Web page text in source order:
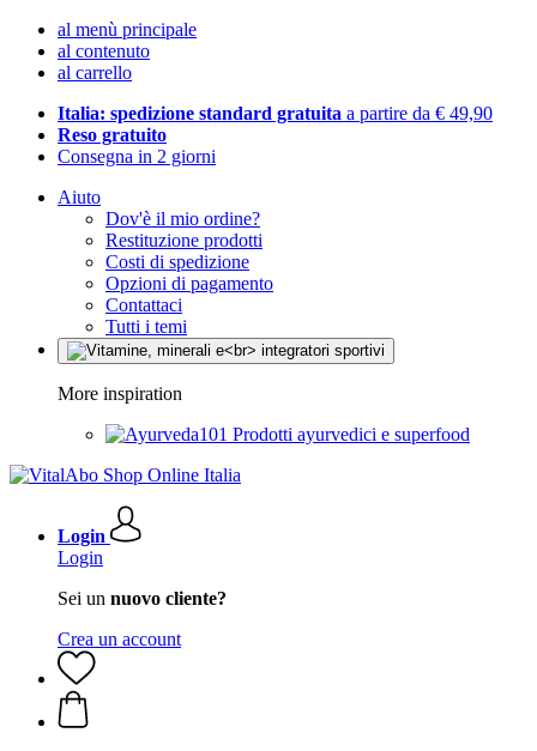
al menù principale
al contenuto
al carrello
Italia: spedizione standard gratuita a partire da € 49,90
Reso gratuito
Consegna in 2 giorni
Aiuto
Dov'è il mio ordine?
Restituzione prodotti
Costi di spedizione
Opzioni di pagamento
Contattaci
Tutti i temi
More inspiration
Prodotti ayurvedici e superfood
Login
Login
Sei un nuovo cliente?
Crea un account